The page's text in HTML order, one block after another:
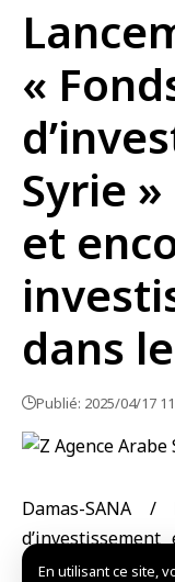
En utilisant ce site,
«
Syrie
et
dans
Publié: 2025/04/17
Damas-SANA
Fonds